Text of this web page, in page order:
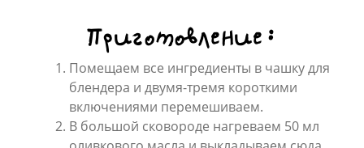
Приготовление:
Помещаем все ингредиенты в чашку для
блендера и двумя-тремя короткими
включениями перемешиваем.
В большой сковороде нагреваем 50 мл